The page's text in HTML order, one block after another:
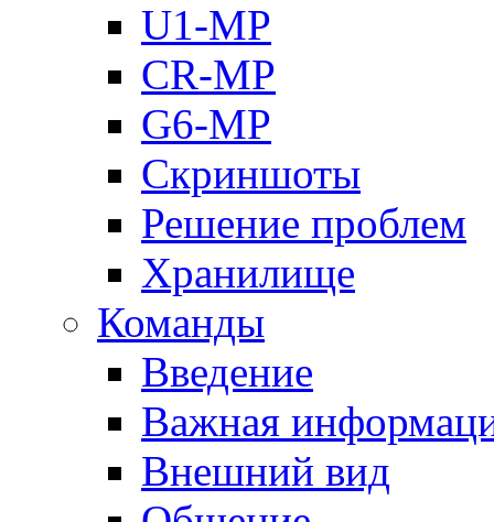
U1-MP
CR-MP
G6-MP
Скриншоты
Решение проблем
Хранилище
Команды
Введение
Важная
Внешний вид